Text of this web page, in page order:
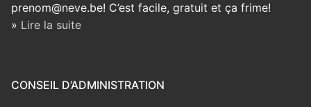
prenom@neve.be! C’est facile, gratuit et ça frime!
» Lire la suite
CONSEIL D’ADMINISTRATION